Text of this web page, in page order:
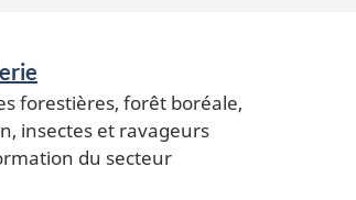
forestières, forêt boréale,
insectes et ravageurs
du secteur